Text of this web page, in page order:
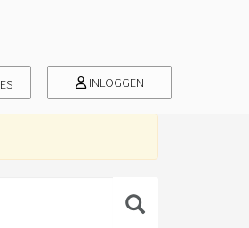
INLOGGEN